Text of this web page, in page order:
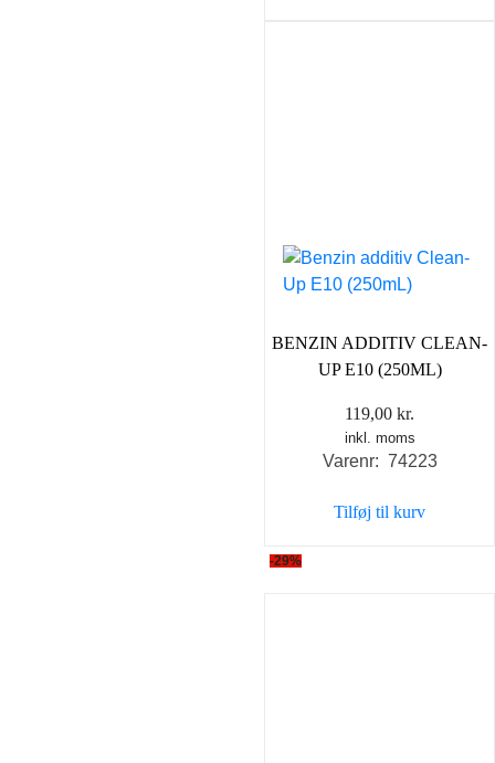
BENZIN ADDITIV CLEAN-
UP E10 (250ML)
119,00 kr.
inkl. moms
Varenr: 74223
Tilføj til kurv
-29%